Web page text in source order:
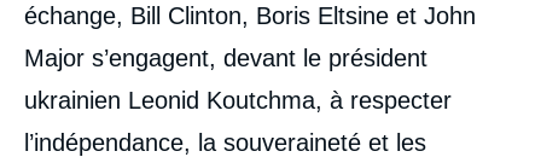
échange, Bill Clinton, Boris Eltsine et John
Major s’engagent, devant le président
ukrainien Leonid Koutchma, à respecter
l’indépendance, la souveraineté et les